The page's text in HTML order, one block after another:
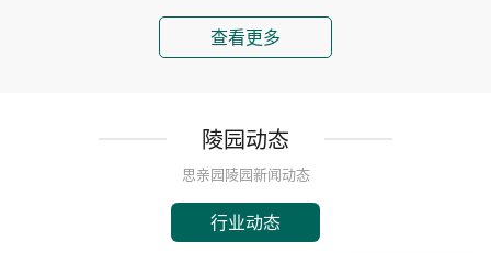
查看更多
陵园动态
思亲园陵园新闻动态
行业动态